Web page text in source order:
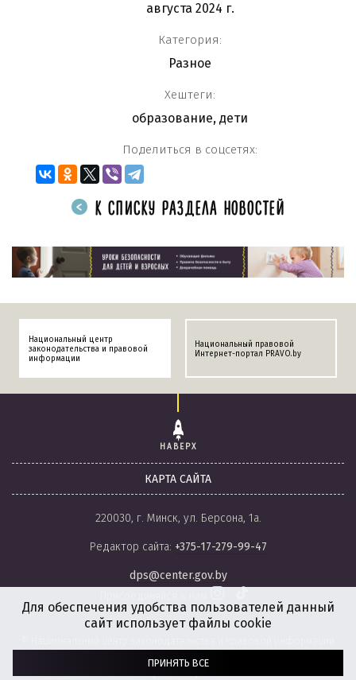
августа 2024 г.
Категория:
Разное
Хештеги:
образование, дети
Поделиться в соцсетях:
К СПИСКУ РАЗДЕЛА НОВОСТЕЙ
Национальный центр
законодательства и правовой
информации
Национальный правовой
Интернет-портал PRAVO.by
НАВЕРХ
КАРТА САЙТА
220030, г. Минск, ул. Берсона, 1а.
Редактор сайта: +375-17-279-99-47
dps@center.gov.by
Для обеспечения удобства пользователей данный
сайт использует файлы cookie
ПРИНЯТЬ ВСЕ